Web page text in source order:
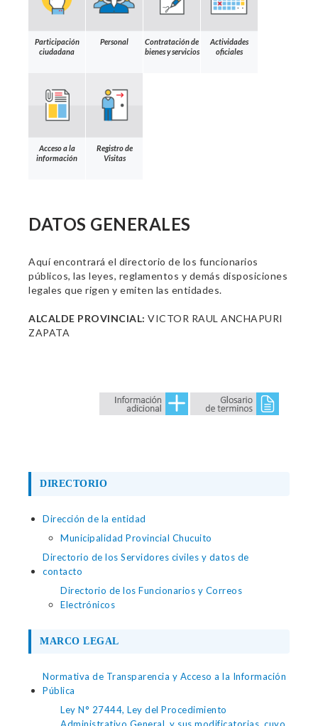
Participación
ciudadana
Personal
Contratación de
bienes y servicios
Actividades
oficiales
Acceso a la
información
Registro de
Visitas
DATOS GENERALES
Aquí encontrará el directorio de los funcionarios
públicos, las leyes, reglamentos y demás disposiciones
legales que rigen y emiten las entidades.
ALCALDE PROVINCIAL: VICTOR RAUL ANCHAPURI
ZAPATA
DIRECTORIO
Dirección de la entidad
Municipalidad Provincial Chucuito
Directorio de los Servidores civiles y datos de
contacto
Directorio de los Funcionarios y Correos
Electrónicos
MARCO LEGAL
Normativa de Transparencia y Acceso a la Información
Pública
Ley N° 27444, Ley del Procedimiento